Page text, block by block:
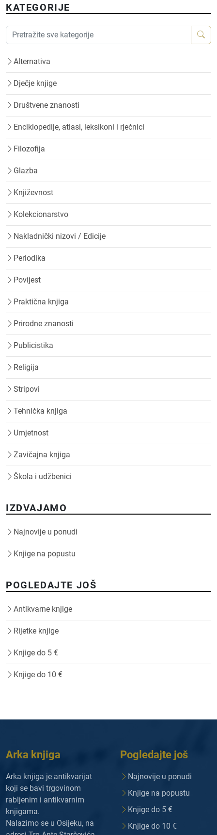
KATEGORIJE
Alternativa
Dječje knjige
Društvene znanosti
Enciklopedije, atlasi, leksikoni i rječnici
Filozofija
Glazba
Književnost
Kolekcionarstvo
Nakladnički nizovi / Edicije
Periodika
Povijest
Praktična knjiga
Prirodne znanosti
Publicistika
Religija
Stripovi
Tehnička knjiga
Umjetnost
Zavičajna knjiga
Škola i udžbenici
IZDVAJAMO
Najnovije u ponudi
Knjige na popustu
POGLEDAJTE JOŠ
Antikvarne knjige
Rijetke knjige
Knjige do 5 €
Knjige do 10 €
Arka knjiga
Arka knjiga je antikvarijat
koji se bavi trgovinom
rabljenim i antikvarnim
knjigama.
Nalazimo se u Osijeku, na
Pogledajte još
Najnovije u ponudi
Knjige na popustu
Knjige do 5 €
Knjige do 10 €